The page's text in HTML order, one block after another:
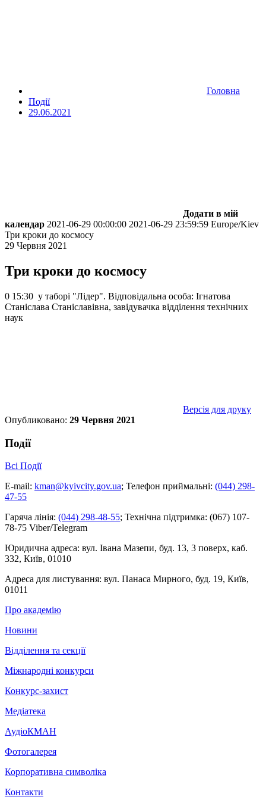
Головна
Події
29.06.2021
Додати в мій
календар 2021-06-29 00:00:00 2021-06-29 23:59:59 Europe/Kiev
Три кроки до космосу
29 Червня 2021
Три кроки до космосу
0 15:30 у таборі "Лідер". Відповідальна особа: Ігнатова
Станіслава Станіславівна, завідувачка відділення технічних
наук
Версія для друку
Опубликовано: 29 Червня 2021
Події
Всі Події
E-mail: kman@kyivcity.gov.ua; Телефон приймальні: (044) 298-
47-55
Гаряча лінія: (044) 298-48-55; Технічна підтримка: (067) 107-
78-75 Viber/Telegram
Юридична адреса: вул. Івана Мазепи, буд. 13, 3 поверх, каб.
332, Київ, 01010
Адреса для листування: вул. Панаса Мирного, буд. 19, Київ,
01011
Про академію
Новини
Відділення та секції
Міжнародні конкурси
Конкурс-захист
Медіатека
АудіоКМАН
Фотогалерея
Корпоративна символіка
Контакти